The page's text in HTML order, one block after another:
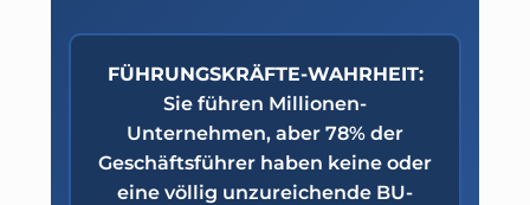
FÜHRUNGSKRÄFTE-WAHRHEIT:
Sie führen Millionen-
Unternehmen, aber 78% der
Geschäftsführer haben keine oder
eine völlig unzureichende BU-